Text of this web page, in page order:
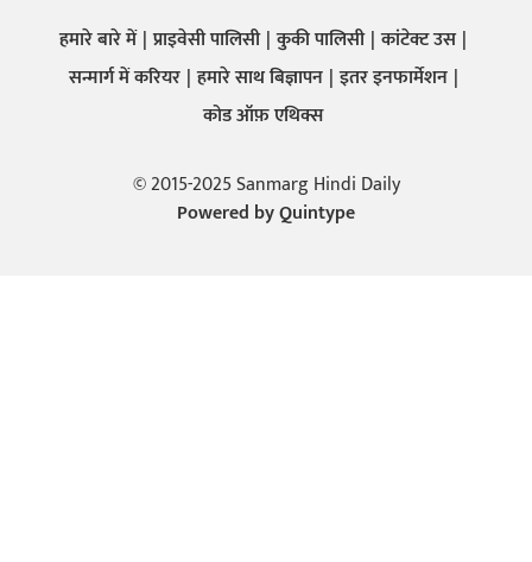
हमारे बारे में प्राइवेसी पालिसी कुकी पालिसी कांटेक्ट उस
सन्मार्ग में करियर हमारे साथ बिज्ञापन इतर इनफार्मेशन
कोड ऑफ़ एथिक्स
© 2015-2025 Sanmarg Hindi Daily
Powered byQuintype